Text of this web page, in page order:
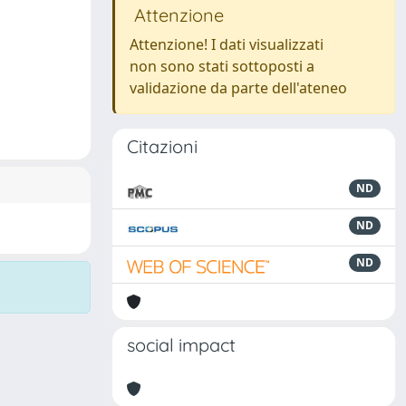
Attenzione
Attenzione! I dati visualizzati
non sono stati sottoposti a
validazione da parte dell'ateneo
Citazioni
ND
ND
ND
social impact